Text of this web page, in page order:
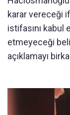
karar vereceği
istifasını kabul
etmeyeceği
açıklamayı